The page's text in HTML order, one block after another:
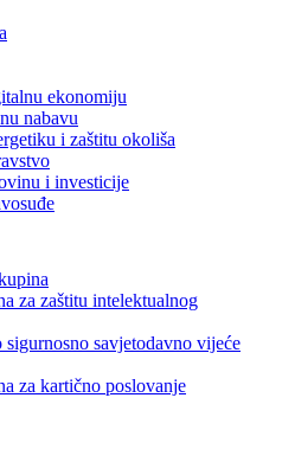
ekonomiju
nabavu
i zaštitu okoliša
i investicije
za zaštitu intelektualnog
sigurnosno savjetodavno vijeće
za kartično poslovanje